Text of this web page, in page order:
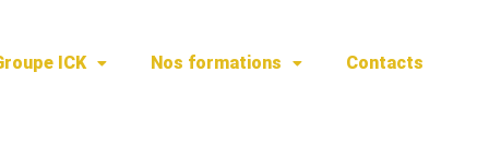
ICK Nos formations Contacts